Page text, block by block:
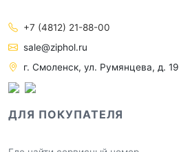
+7 (4812) 21-88-00
sale@ziphol.ru
г. Смоленск, ул. Румянцева, д. 19
ДЛЯ ПОКУПАТЕЛЯ